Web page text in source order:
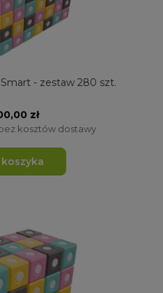
- zestaw 280 szt.
zł
kosztów dostawy
koszyka